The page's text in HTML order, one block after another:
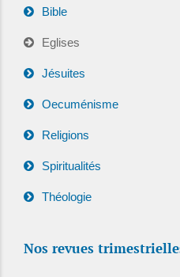
Bible
Eglises
Jésuites
Oecuménisme
Religions
Spiritualités
Théologie
Nos revues